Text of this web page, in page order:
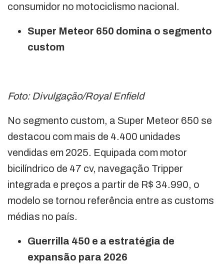
consumidor no motociclismo nacional.
Super Meteor 650 domina o segmento
custom
Foto: Divulgação/Royal Enfield
No segmento custom, a Super Meteor 650 se
destacou com mais de 4.400 unidades
vendidas em 2025. Equipada com motor
bicilíndrico de 47 cv, navegação Tripper
integrada e preços a partir de R$ 34.990, o
modelo se tornou referência entre as customs
médias no país.
Guerrilla 450 e a estratégia de
expansão para 2026